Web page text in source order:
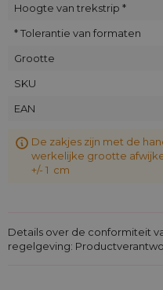
Hoogte van trekstrip *
* Tolerantie van formaten
Grootte
SKU
EAN
De zakjes zijn met de
werkelijke grootte
+/- 1 cm
Details over de conformiteit
regelgeving: